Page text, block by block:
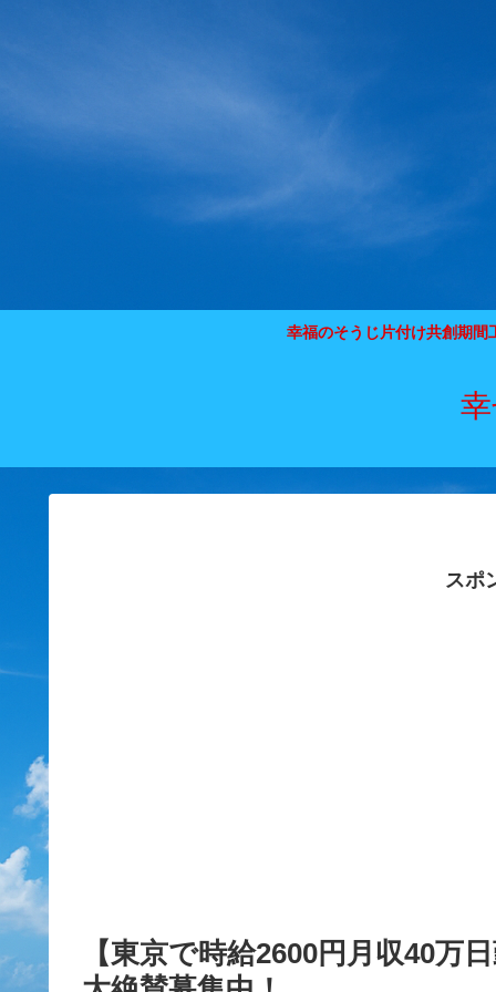
幸福のそうじ片付け共創期間
スポ
【東京で時給2600円月収40万